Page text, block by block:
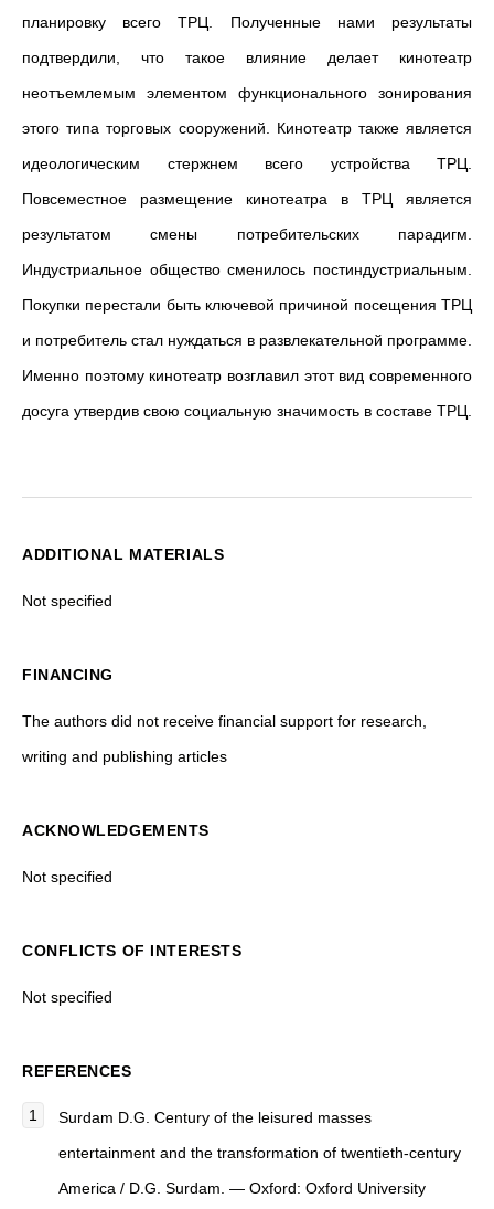
планировку всего ТРЦ. Полученные нами результаты
подтвердили, что такое влияние делает кинотеатр
неотъемлемым элементом функционального зонирования
этого типа торговых сооружений. Кинотеатр также является
идеологическим стержнем всего устройства ТРЦ.
Повсеместное размещение кинотеатра в ТРЦ является
результатом смены потребительских парадигм.
Индустриальное общество сменилось постиндустриальным.
Покупки перестали быть ключевой причиной посещения ТРЦ
и потребитель стал нуждаться в развлекательной программе.
Именно поэтому кинотеатр возглавил этот вид современного
досуга утвердив свою социальную значимость в составе ТРЦ.
ADDITIONAL MATERIALS
Not specified
FINANCING
The authors did not receive financial support for research,
writing and publishing articles
ACKNOWLEDGEMENTS
Not specified
CONFLICTS OF INTERESTS
Not specified
REFERENCES
Surdam D.G. Century of the leisured masses
entertainment and the transformation of twentieth-century
America / D.G. Surdam. — Oxford: Oxford University